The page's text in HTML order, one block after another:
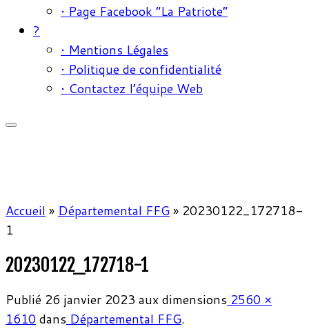
• Page Facebook “La Patriote”
?
• Mentions Légales
• Politique de confidentialité
• Contactez l’équipe Web
Accueil » Départemental FFG» 20230122_172718-
1
20230122_172718-1
Publié 26 janvier 2023 aux dimensions 2560 ×
1610 dans Départemental FFG.